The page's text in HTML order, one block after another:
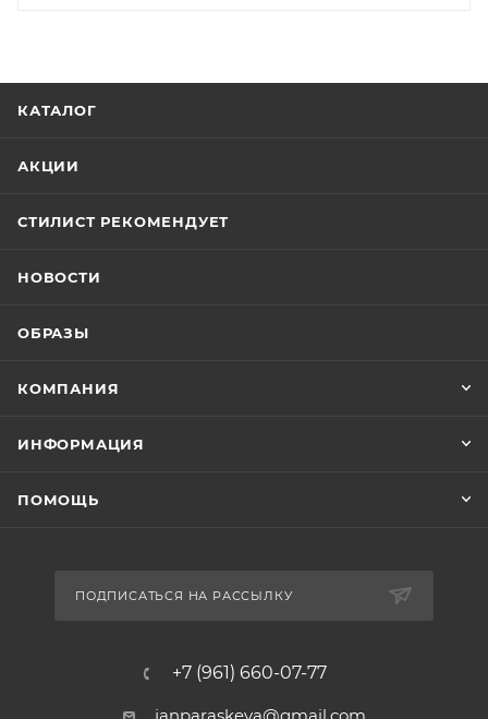
КАТАЛОГ
АКЦИИ
СТИЛИСТ РЕКОМЕНДУЕТ
НОВОСТИ
ОБРАЗЫ
КОМПАНИЯ
ИНФОРМАЦИЯ
ПОМОЩЬ
ПОДПИСАТЬСЯ НА РАССЫЛКУ
+7 (961) 660-07-77